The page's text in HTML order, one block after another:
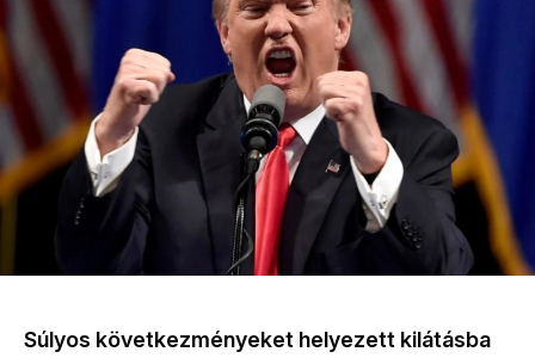
Súlyos következményeket helyezett kilátásba